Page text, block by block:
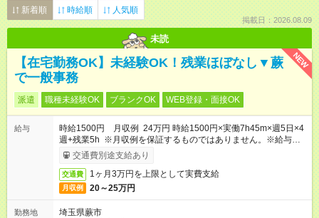
新着順 時給順 人気順
掲載日：2026.08.09
未読
NEW
【在宅勤務OK】未経験OK！残業ほぼなし▼蕨
で一般事務
派遣 職種未経験OK ブランクOK WEB登録・面接OK
給与
時給1500円 月収例 24万円 時給1500円×実働7h45m×週5日×4
週+残業5h ※月収例を保証するものではありません。※給与即受
取りサービス利用可（利用条件有）
交通費別途支給あり
交通費 1ヶ月3万円を上限として実費支給
月収例 20～25万円
勤務地
埼玉県蕨市